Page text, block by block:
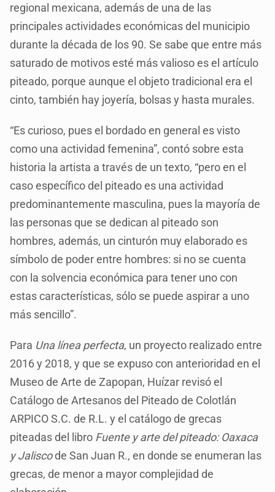
regional mexicana, además de una de las
principales actividades económicas del municipio
durante la década de los 90. Se sabe que entre más
saturado de motivos esté más valioso es el artículo
piteado, porque aunque el objeto tradicional era el
cinto, también hay joyería, bolsas y hasta murales.
“Es curioso, pues el bordado en general es visto
como una actividad femenina”, contó sobre esta
historia la artista a través de un texto, “pero en el
caso específico del piteado es una actividad
predominantemente masculina, pues la mayoría de
las personas que se dedican al piteado son
hombres, además, un cinturón muy elaborado es
símbolo de poder entre hombres: si no se cuenta
con la solvencia económica para tener uno con
estas características, sólo se puede aspirar a uno
más sencillo”.
Para Una línea perfecta, un proyecto realizado entre
2016 y 2018, y que se expuso con anterioridad en el
Museo de Arte de Zapopan, Huízar revisó el
Catálogo de Artesanos del Piteado de Colotlán
ARPICO S.C. de R.L. y el catálogo de grecas
piteadas del libro Fuente y arte del piteado: Oaxaca
y Jaliscode San Juan R., en donde se enumeran las
grecas, de menor a mayor complejidad de